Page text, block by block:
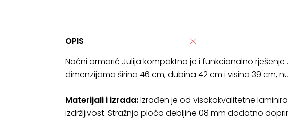
OPIS
Noćni ormarić Julija kompaktno je i funkcionalno
dimenzijama širina 46 cm, dubina 42 cm i visina 39 cm,
Materijali i izrada:Izrađen je od visokokvalitetne
izdržljivost. Stražnja ploča debljine 08 mm dodatno